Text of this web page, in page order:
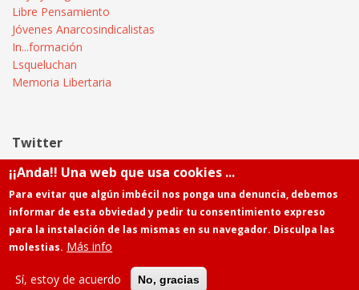
Libre Pensamiento
Jóvenes Anarcosindicalistas
In...formación
Lsqueluchan
Memoria Libertaria
Twitter
Tweets by @Informatica_CGT
Contacto
¡¡Anda!! Una web que usa cookies ...
Para evitar que algún imbécil nos ponga una denuncia, debemos
informar de esta obviedad y pedir tu consentimiento expreso
para la instalación de las mismas en su navegador. Disculpa las
molestias. Más info
Sí, estoy de acuerdo No, gracias